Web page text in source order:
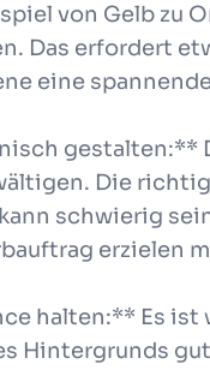
von Gelb zu
Das erfordert
eine
gestalten:**
Die
schwierig
erzielen
halten:** Es
Hintergrunds